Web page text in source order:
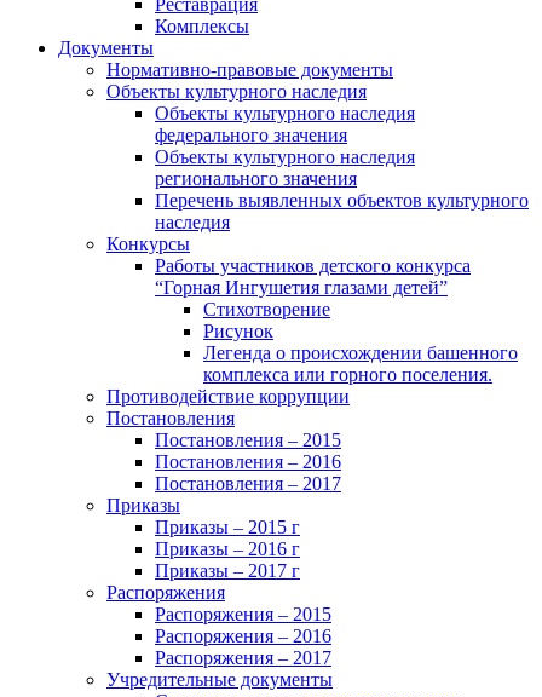
Реставрация
Комплексы
Документы
Нормативно-правовые документы
Объекты культурного наследия
Объекты культурного наследия
федерального значения
Объекты культурного наследия
регионального значения
Перечень выявленных объектов культурного
наследия
Конкурсы
Работы участников детского конкурса
“Горная Ингушетия глазами детей”
Стихотворение
Рисунок
Легенда о происхождении башенного
комплекса или горного поселения.
Противодействие коррупции
Постановления
Постановления – 2015
Постановления – 2016
Постановления – 2017
Приказы
Приказы – 2015 г
Приказы – 2016 г
Приказы – 2017 г
Распоряжения
Распоряжения – 2015
Распоряжения – 2016
Распоряжения – 2017
Учредительные документы